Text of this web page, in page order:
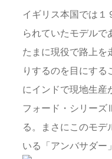
イギリス本国では１
られていたモデルで
たまに現役で路上を
りするのを目にする
にインドで現地生産
フォード・シリー
る。まさにこのモデ
いる「アンバサダー